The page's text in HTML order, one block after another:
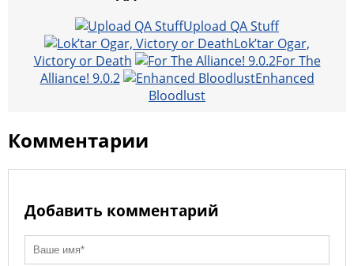
ip
.i
Upload QA Stuff
Lok’tar Ogar,
Victory or Death
For The
Alliance! 9.0.2
Enhanced
Bloodlust
Комментарии
Добавить комментарий